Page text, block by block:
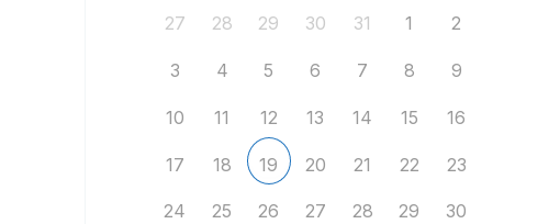
27 28 29 30 31 1 2
3 4 5 6 7 8 9
10 11 12 13 14 15 16
17 18 19 20 21 22 23
24 25 26 27 28 29 30